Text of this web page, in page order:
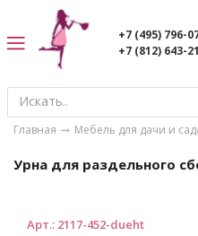
+7 (495) 796-
+7 (812) 643-
Главная Мебель для дачи и
Урна для раздельного
Арт.: 2117-452-dueht